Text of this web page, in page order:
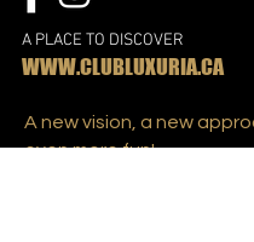
A PLACE TO DISCOVER
WWW.CLUBLUXURIA.CA
A new vision, a new
even more fun!